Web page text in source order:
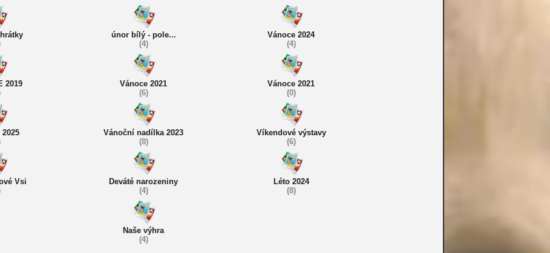
únor bílý - pole...
(4)
Vánoce 2024
(4)
2019
Vánoce 2021
(6)
Vánoce 2021
(0)
Vánoční nadílka 2023
(8)
Víkendové výstavy
(6)
Vsi
Deváté narozeniny
(4)
Léto 2024
(8)
Naše výhra
(4)